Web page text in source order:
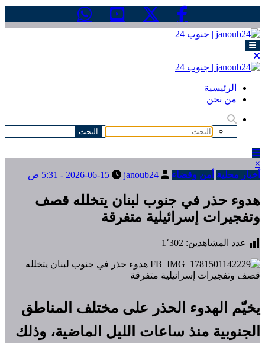
إلى
المحتوى
الرئيسية
من نحن
×
أخبار محلية أمن وقضاء janoub24 2026-06-15 - 5:31 ص
هدوء حذر في جنوب لبنان يتخلله قصف
وتفجيرات إسرائيلية متفرقة
عدد المشاهدين: 1٬302
يخيّم الهدوء الحذر على مختلف المناطق
الجنوبية منذ ساعات الليل الماضية، وذلك